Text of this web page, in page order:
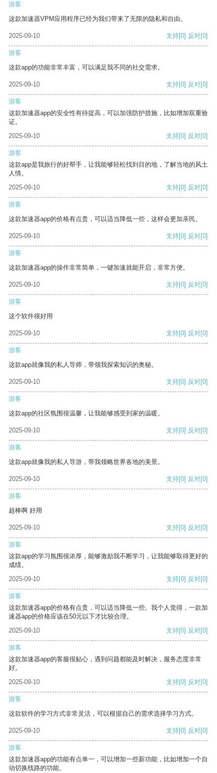
游客
这款加速器VPM应用程序已经为我们带来了无限的隐私和自由。
2025-09-10 支持[0] 反对[0]
游客
这款app的功能非常丰富，可以满足我不同的社交需求。
2025-09-10 支持[0] 反对[0]
游客
这款加速器app的安全性有待提高，可以加强防护措施，比如增加双重验
证。
2025-09-10
支持[0] 反对[0]
游客
这款app是我旅行的好帮手，让我能够轻松找到目的地，了解当地的风土
人情。
2025-09-10
支持[0] 反对[0]
游客
这款加速器app的价格有点贵，可以适当降低一些，这样会更加亲民。
2025-09-10 支持[0] 反对[0]
游客
这款加速器app的操作非常简单，一键加速就能开启，非常方便。
2025-09-10 支持[0] 反对[0]
游客
这个软件很好用
2025-09-10 支持[0] 反对[0]
游客
这款app就像我的私人导师，带领我探索知识的奥秘。
2025-09-10 支持[0] 反对[0]
游客
这款app的社区氛围很温馨，让我能够感受到家的温暖。
2025-09-10 支持[0] 反对[0]
游客
这款app就像我的私人导游，带我领略世界各地的美景。
2025-09-10 支持[0] 反对[0]
游客
超棒啊 好用
2025-09-10 支持[0] 反对[0]
游客
这款app的学习氛围很浓厚，能够激励我不断学习，让我能够取得更好的
成绩。
2025-09-10
支持[0] 反对[0]
游客
这款加速器app的价格有点贵，可以适当降低一些。我个人觉得，一款加
速器app的价格应该在50元以下才比较合理。
2025-09-10
支持[0] 反对[0]
游客
这款加速器app的客服很贴心，遇到问题都能及时解决，服务态度非常
好。
2025-09-10
支持[0] 反对[0]
游客
这款软件的学习方式非常灵活，可以根据自己的需求选择学习方式。
2025-09-10 支持[0] 反对[0]
游客
这款加速器app的功能有点单一，可以增加一些新功能，比如增加一个自
动切换线路的功能。